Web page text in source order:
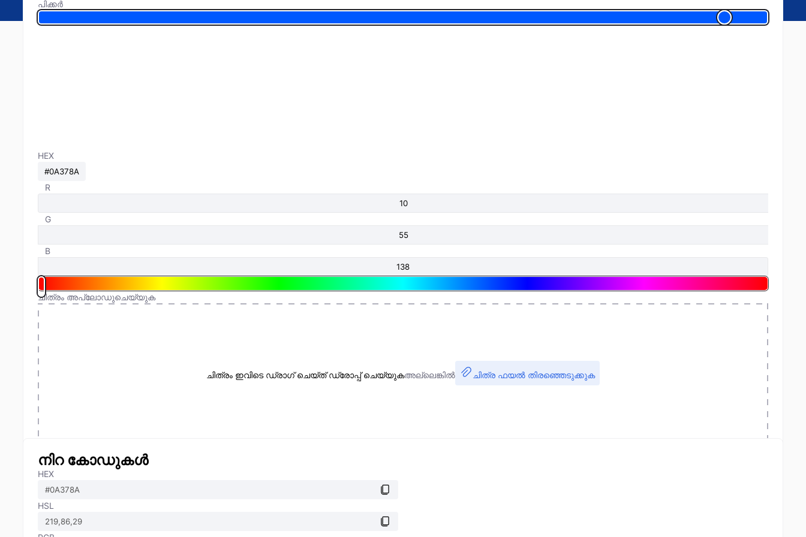
പിക്കർ
HEX
R
G
B
ചിത്രം അപ്‌ലോഡുചെയ്യുക
ചിത്രം ഇവിടെ ഡ്രാഗ് ചെയ്ത് ഡ്രോപ്പ് ചെയ്യുകഅല്ലെങ്കിൽ ചിത്ര ഫയൽ തിരഞ്ഞെടുക്കുക
നിറ കോഡുകൾ
HEX
HSL